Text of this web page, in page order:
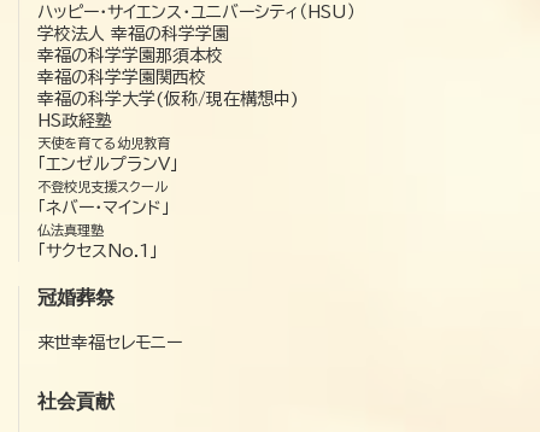
ハッピー・サイエンス・ユニバーシティ（HSU）
学校法人 幸福の科学学園
幸福の科学学園那須本校
幸福の科学学園関西校
幸福の科学大学(仮称/現在構想中)
HS政経塾
天使を育てる幼児教育
「エンゼルプランV」
不登校児支援スクール
「ネバー・マインド」
仏法真理塾
「サクセスNo.1」
冠婚葬祭
来世幸福セレモニー
社会貢献